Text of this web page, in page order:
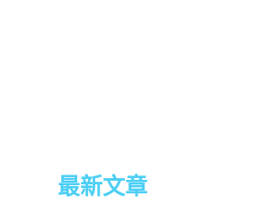
最新文章